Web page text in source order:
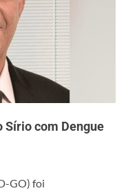
Sírio com Dengue
GO) foi